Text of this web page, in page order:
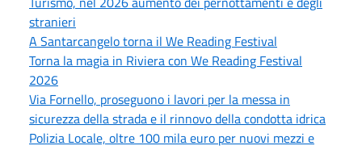
stranieri
A Santarcangelo torna il We Reading Festival
Torna la magia in Riviera con We Reading Festival
2026
Via Fornello, proseguono i lavori per la messa in
sicurezza della strada e il rinnovo della condotta idrica
Polizia Locale, oltre 100 mila euro per nuovi mezzi e